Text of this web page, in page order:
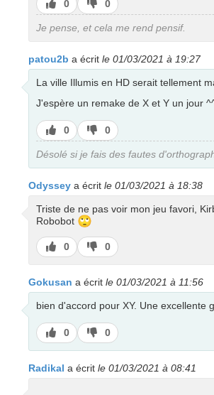
J’aime
0
J’aime
pas
0
Je pense, et cela me rend pensif.
patou2b a écrit le 01/03/2021 à 19:27
La ville Illumis en HD serait tellement
J'espère un remake de X et Y un jour
J’aime
0
J’aime
pas
0
Désolé si je fais des fautes
Odyssey a écrit le 01/03/2021 à 18:38
Triste de ne pas voir mon jeu favori,
Robobot 🙄
J’aime
0
J’aime
pas
0
Gokusan a écrit le 01/03/2021 à 11:56
bien d'accord pour XY. Une excellente
J’aime
0
J’aime
pas
0
Radikal a écrit le 01/03/2021 à 08:41